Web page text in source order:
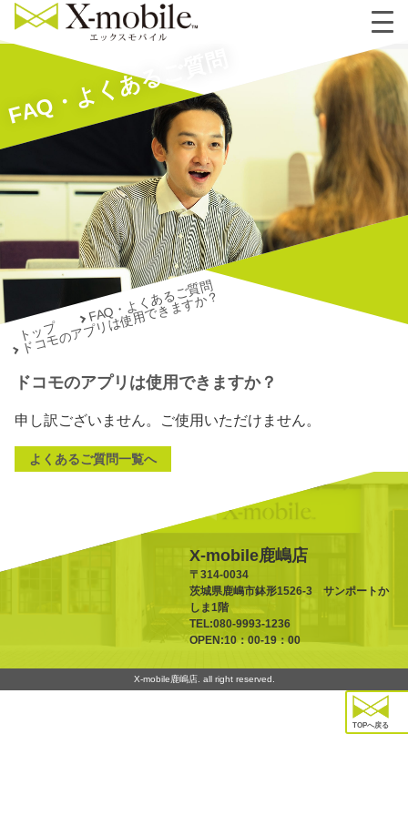
FAQ・よくあるご質問
トップ
FAQ・よくあるご質問
ドコモのアプリは使用できますか？
ドコモのアプリは使用できますか？
申し訳ございません。ご使用いただけません。
よくあるご質問一覧へ
X-mobile鹿嶋店. all right reserved.
X-mobile鹿嶋店
〒314-0034
茨城県鹿嶋市鉢形1526-3 サンポートか
しま1階
TEL:080-9993-1236
OPEN:10：00-19：00
TOPへ戻る